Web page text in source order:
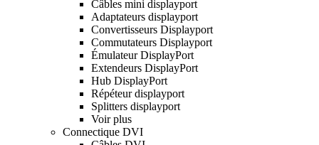
Câbles mini displayport
Adaptateurs displayport
Convertisseurs Displayport
Commutateurs Displayport
Émulateur DisplayPort
Extendeurs DisplayPort
Hub DisplayPort
Répéteur displayport
Splitters displayport
Voir plus
Connectique DVI